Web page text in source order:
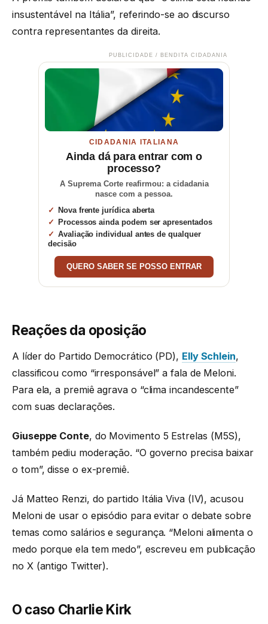
insustentável na Itália”, referindo-se ao discurso
contra representantes da direita.
PUBLICIDADE / BENDITA CIDADANIA
CIDADANIA ITALIANA
Ainda dá para entrar com o
processo?
A Suprema Corte reafirmou: a cidadania
nasce com a pessoa.
Nova frente jurídica aberta
Processos ainda podem ser apresentados
Avaliação individual antes de qualquer
decisão
QUERO SABER SE POSSO ENTRAR
Reações da oposição
A líder do Partido Democrático (PD), Elly Schlein,
classificou como “irresponsável” a fala de Meloni.
Para ela, a premiê agrava o “clima incandescente”
com suas declarações.
Giuseppe Conte, do Movimento 5 Estrelas (M5S),
também pediu moderação. “O governo precisa baixar
o tom”, disse o ex-premiê.
Já Matteo Renzi, do partido Itália Viva (IV), acusou
Meloni de usar o episódio para evitar o debate sobre
temas como salários e segurança. “Meloni alimenta o
medo porque ela tem medo”, escreveu em publicação
no X (antigo Twitter).
O caso Charlie Kirk